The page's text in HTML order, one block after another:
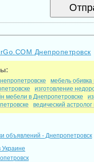
Днепропетровск
мебель обивка
изготовление
мебели в Днепропетровске
ведический
объявлений - Днепропетровск